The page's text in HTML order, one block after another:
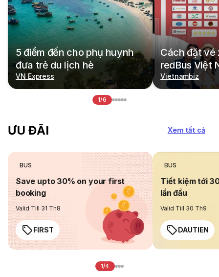
5 điểm đến cho phụ huynh
đưa trẻ du lịch hè
VN Express
Cách đặt vé
redBus Việt
Vietnambiz
1/6
ƯU ĐÃI Xem tất cả
BUS
Save upto 30% on your first
booking
Valid Till 31 Th8
FIRST
BUS
Tiết kiệm tới
lần đầu
Valid Till 30 Th9
DAUTIEN
1/4